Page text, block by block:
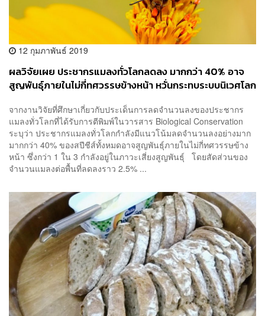
12 กุมภาพันธ์ 2019
ผลวิจัยเผย ประชากรแมลงทั่วโลกลดลง มากกว่า 40% อาจ
สูญพันธุ์ภายในไม่กี่ทศวรรษข้างหน้า หวั่นกระทบระบบนิเวศโลก
จากงานวิจัยที่ศึกษาเกี่ยวกับประเด็นการลดจำนวนลงของประชากร
แมลงทั่วโลกที่ได้รับการตีพิมพ์ในวารสาร Biological Conservation
ระบุว่า ประชากรแมลงทั่วโลกกำลังมีแนวโน้มลดจำนวนลงอย่างมาก
มากกว่า 40% ของสปีชีส์ทั้งหมดอาจสูญพันธ์ุภายในไม่กี่ทศวรรษข้าง
หน้า ซึ่งกว่า 1 ใน 3 กำลังอยู่ในภาวะเสี่ยงสูญพันธ์ุ โดยสัดส่วนของ
จำนวนแมลงต่อพื้นที่ลดลงราว 2.5% ...